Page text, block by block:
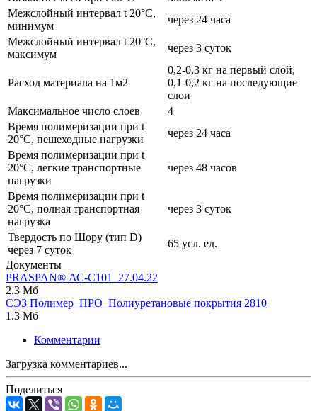
Межслойный интервал t 20°С,
минимум
через 24 часа
Межслойный интервал t 20°С,
максимум
через 3 суток
Расход материала на 1м2
0,2-0,3 кг на первый слой,
0,1-0,2 кг на последующие
слои
Максимальное число слоев
4
Время полимеризации при t
20°C, пешеходные нагрузки
через 24 часа
Время полимеризации при t
20°C, легкие транспортные
нагрузки
через 48 часов
Время полимеризации при t
20°C, полная транспортная
нагрузка
через 3 суток
Твердость по Шору (тип D)
через 7 суток
65 усл. ед.
Документы
PRASPAN® АС-C101_27.04.22
2.3 Мб
СЭЗ Полимер_ПРО_Полиуретановые покрытия 2810
1.3 Мб
Комментарии
Загрузка комментариев...
Поделиться